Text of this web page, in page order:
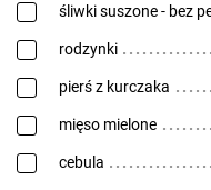
śliwki suszone - bez
rodzynki
pierś z kurczaka
mięso mielone
cebula